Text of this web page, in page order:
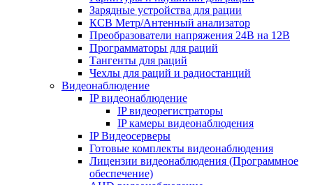
Зарядные устройства для рации
КСВ Метр/Антенный анализатор
Преобразователи напряжения 24В на 12В
Программаторы для раций
Тангенты для раций
Чехлы для раций и радиостанций
Видеонаблюдение
IP видеонаблюдение
IP видеорегистраторы
IP камеры видеонаблюдения
IP Видеосерверы
Готовые комплекты видеонаблюдения
Лицензии видеонаблюдения (Программное
обеспечение)